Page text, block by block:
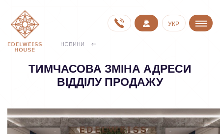
УКР
НОВИНИ
ТИМЧАСОВА ЗМІНА АДРЕСИ
ВІДДІЛУ ПРОДАЖУ